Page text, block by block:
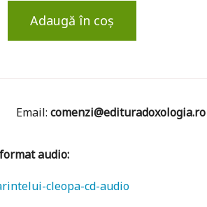
Adaugă în coș
Email:comenzi@edituradoxologia.ro
audio:
cleopa-cd-audio